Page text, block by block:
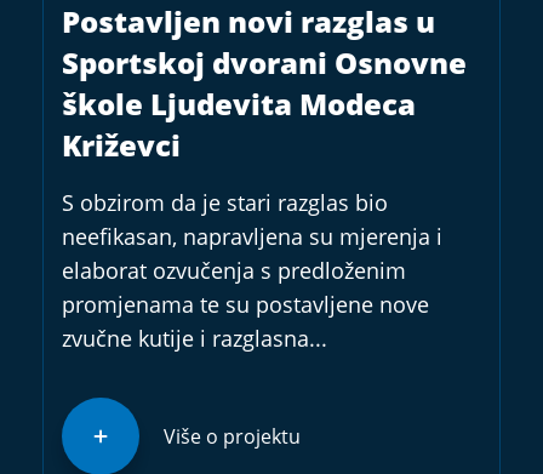
Postavljen novi razglas u
Sportskoj dvorani Osnovne
škole Ljudevita Modeca
Križevci
S obzirom da je stari razglas bio
neefikasan, napravljena su mjerenja i
elaborat ozvučenja s predloženim
promjenama te su postavljene nove
zvučne kutije i razglasna...
Više o projektu